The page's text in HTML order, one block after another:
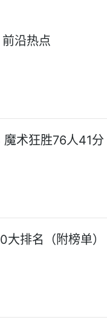
沿热点
术狂胜76人41分
排名（附榜单）